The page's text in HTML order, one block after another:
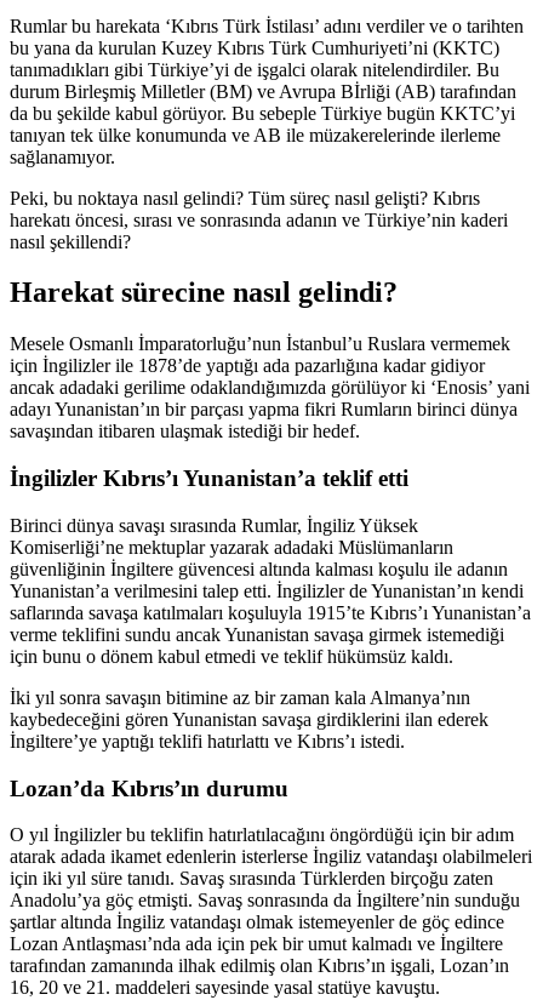
Rumlar bu harekata ‘Kıbrıs Türk İstilası’ adını verdiler ve o tarihten
bu yana da kurulan Kuzey Kıbrıs Türk Cumhuriyeti’ni (KKTC)
tanımadıkları gibi Türkiye’yi de işgalci olarak nitelendirdiler. Bu
durum Birleşmiş Milletler (BM) ve Avrupa Bİrliği (AB) tarafından
da bu şekilde kabul görüyor. Bu sebeple Türkiye bugün KKTC’yi
tanıyan tek ülke konumunda ve AB ile müzakerelerinde ilerleme
sağlanamıyor.
Peki, bu noktaya nasıl gelindi? Tüm süreç nasıl gelişti? Kıbrıs
harekatı öncesi, sırası ve sonrasında adanın ve Türkiye’nin kaderi
nasıl şekillendi?
Harekat sürecine nasıl gelindi?
Mesele Osmanlı İmparatorluğu’nun İstanbul’u Ruslara vermemek
için İngilizler ile 1878’de yaptığı ada pazarlığına kadar gidiyor
ancak adadaki gerilime odaklandığımızda görülüyor ki ‘Enosis’ yani
adayı Yunanistan’ın bir parçası yapma fikri Rumların birinci dünya
savaşından itibaren ulaşmak istediği bir hedef.
İngilizler Kıbrıs’ı Yunanistan’a teklif etti
Birinci dünya savaşı sırasında Rumlar, İngiliz Yüksek
Komiserliği’ne mektuplar yazarak adadaki Müslümanların
güvenliğinin İngiltere güvencesi altında kalması koşulu ile adanın
Yunanistan’a verilmesini talep etti. İngilizler de Yunanistan’ın kendi
saflarında savaşa katılmaları koşuluyla 1915’te Kıbrıs’ı Yunanistan’a
verme teklifini sundu ancak Yunanistan savaşa girmek istemediği
için bunu o dönem kabul etmedi ve teklif hükümsüz kaldı.
İki yıl sonra savaşın bitimine az bir zaman kala Almanya’nın
kaybedeceğini gören Yunanistan savaşa girdiklerini ilan ederek
İngiltere’ye yaptığı teklifi hatırlattı ve Kıbrıs’ı istedi.
Lozan’da Kıbrıs’ın durumu
O yıl İngilizler bu teklifin hatırlatılacağını öngördüğü için bir adım
atarak adada ikamet edenlerin isterlerse İngiliz vatandaşı olabilmeleri
için iki yıl süre tanıdı. Savaş sırasında Türklerden birçoğu zaten
Anadolu’ya göç etmişti. Savaş sonrasında da İngiltere’nin sunduğu
şartlar altında İngiliz vatandaşı olmak istemeyenler de göç edince
Lozan Antlaşması’nda ada için pek bir umut kalmadı ve İngiltere
tarafından zamanında ilhak edilmiş olan Kıbrıs’ın işgali, Lozan’ın
16, 20 ve 21. maddeleri sayesinde yasal statüye kavuştu.